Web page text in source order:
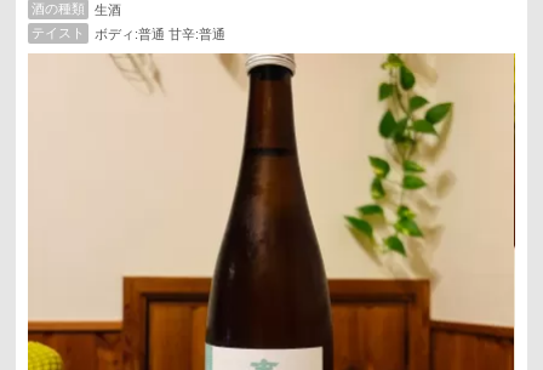
酒の種類
生酒
テイスト
ボディ:普通 甘辛:普通